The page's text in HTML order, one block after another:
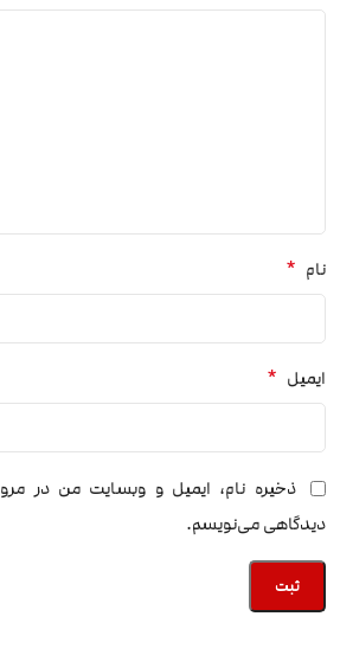
نام *
ایمیل *
ذخیره نام، ایمیل و وبسایت من در
دیدگاهی می‌نویسم.